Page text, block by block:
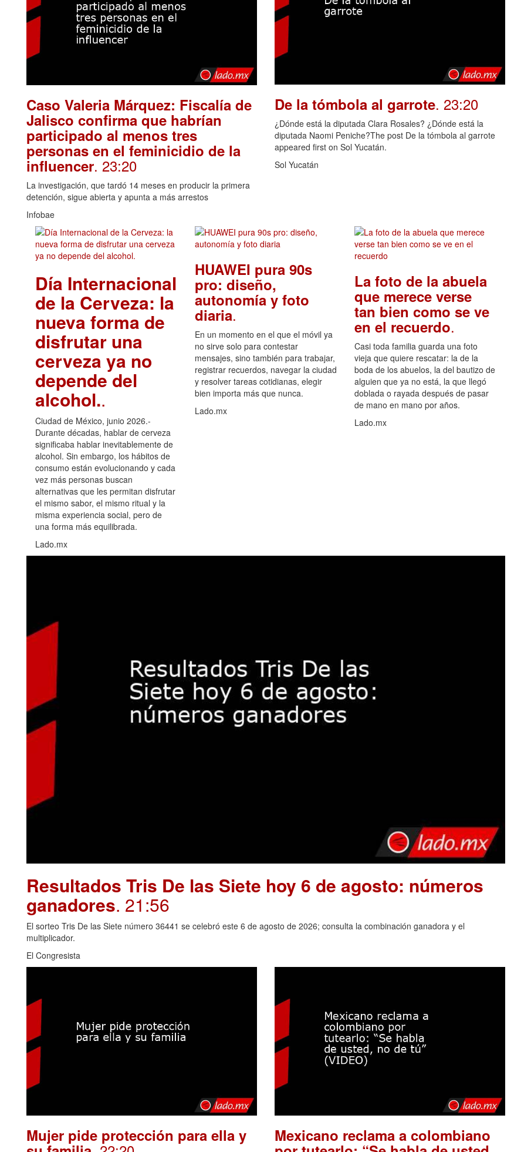
Caso Valeria Márquez: Fiscalía de
Jalisco confirma que habrían
participado al menos tres
personas en el feminicidio de la
influencer. 23:20
La investigación, que tardó 14 meses en producir la primera
detención, sigue abierta y apunta a más arrestos
Infobae
De la tómbola al garrote. 23:20
¿Dónde está la diputada Clara Rosales? ¿Dónde está la
diputada Naomi Peniche?The post De la tómbola al garrote
appeared first on Sol Yucatán.
Sol Yucatán
Día Internacional
de la Cerveza: la
nueva forma de
disfrutar una
cerveza ya no
depende del
alcohol..
Ciudad de México, junio 2026.-
Durante décadas, hablar de cerveza
significaba hablar inevitablemente de
alcohol. Sin embargo, los hábitos de
consumo están evolucionando y cada
vez más personas buscan
alternativas que les permitan disfrutar
el mismo sabor, el mismo ritual y la
misma experiencia social, pero de
una forma más equilibrada.
Lado.mx
HUAWEI pura 90s
pro: diseño,
autonomía y foto
diaria.
En un momento en el que el móvil ya
no sirve solo para contestar
mensajes, sino también para trabajar,
registrar recuerdos, navegar la ciudad
y resolver tareas cotidianas, elegir
bien importa más que nunca.
Lado.mx
La foto de la abuela
que merece verse
tan bien como se ve
en el recuerdo.
Casi toda familia guarda una foto
vieja que quiere rescatar: la de la
boda de los abuelos, la del bautizo de
alguien que ya no está, la que llegó
doblada o rayada después de pasar
de mano en mano por años.
Lado.mx
Resultados Tris De las Siete hoy 6 de agosto: números
ganadores. 21:56
El sorteo Tris De las Siete número 36441 se celebró este 6 de agosto de 2026; consulta la combinación ganadora y el
multiplicador.
El Congresista
Mujer pide protección para ella y Mexicano reclama a colombiano